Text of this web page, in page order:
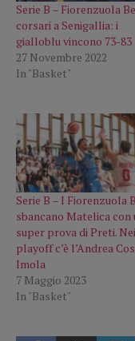
Serie B – Fiorenzuola
corsari a Senigallia: i
gialloblu vincono 73-83
27 Novembre 2022
In "Basket"
Serie B – I Fiorenzuola
sbancano Matelica con
super prova di Preti. Nei
playoff c’è l’Andrea
Imola
7 Maggio 2023
In "Basket"